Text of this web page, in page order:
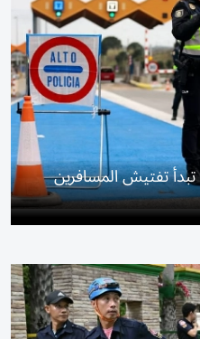
تفتيش المسافرين